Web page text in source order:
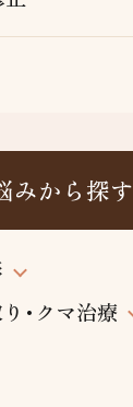
みから探す
･クマ治療